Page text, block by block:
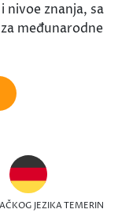
nivoe znanja, sa
međunarodne
JEZIKA TEMERIN